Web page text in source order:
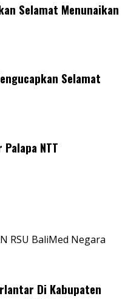
Selamat Menunaikan
Selamat
NTT
RSU BaliMed Negara
Di Kabupaten